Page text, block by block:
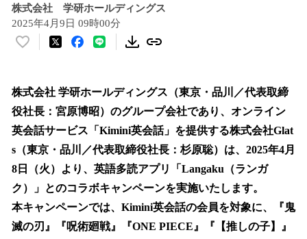
株式会社 学研ホールディングス
2025年4月9日 09時00分
い
！
数
を
読
み
込
み
中
で
す
株式会社 学研ホールディングス（東京・品川／代表取締
役社長：宮原博昭）のグループ会社であり、オンライン
英会話サービス「Kimini英会話」を提供する株式会社Glat
s（東京・品川／代表取締役社長：杉原聡）は、2025年4月
8日（火）より、英語多読アプリ「Langaku（ランガ
ク）」とのコラボキャンペーンを実施いたします。
本キャンペーンでは、Kimini英会話の会員を対象に、『鬼
滅の刃』『呪術廻戦』『ONE PIECE』『【推しの子】』